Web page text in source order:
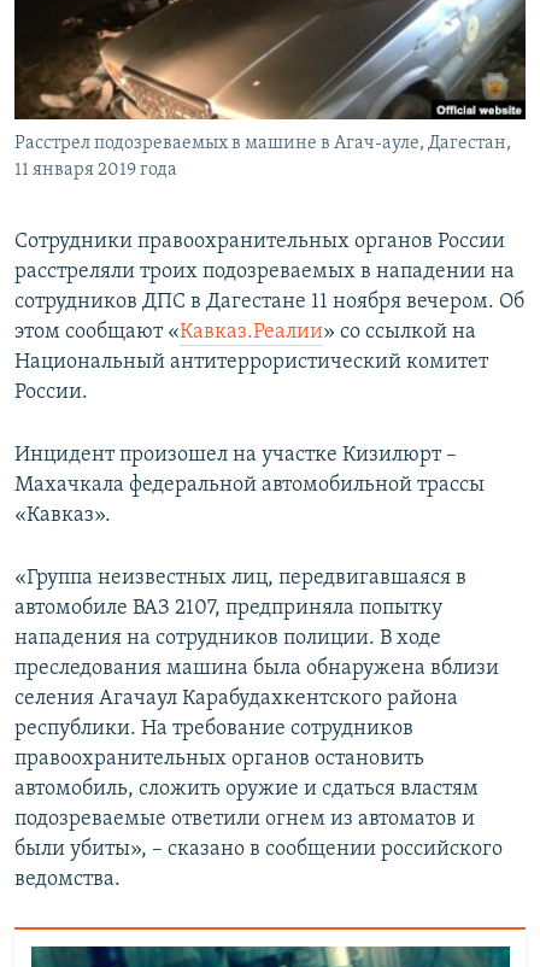
ПОБЕДИТЕЛЕЙ НЕ СУДЯТ?
КРЫМ.НЕПОКОРЕННЫЙ
ELIFBE
УКРАИНСКАЯ ПРОБЛЕМА КРЫМА
ПРИСОЕДИНЯЙТЕСЬ!
Все сайты RFE/RL
Расстрел подозреваемых в машине в Агач-ауле, Дагестан,
11 января 2019 года
Сотрудники правоохранительных органов России
расстреляли троих подозреваемых в нападении на
сотрудников ДПС в Дагестане 11 ноября вечером. Об
этом сообщают «Кавказ.Реалии» со ссылкой на
Национальный антитеррористический комитет
России.
Инцидент произошел на участке Кизилюрт –
Махачкала федеральной автомобильной трассы
«Кавказ».
«Группа неизвестных лиц, передвигавшаяся в
автомобиле ВАЗ 2107, предприняла попытку
нападения на сотрудников полиции. В ходе
преследования машина была обнаружена вблизи
селения Агачаул Карабудахкентского района
республики. На требование сотрудников
правоохранительных органов остановить
автомобиль, сложить оружие и сдаться властям
подозреваемые ответили огнем из автоматов и
были убиты», – сказано в сообщении российского
ведомства.